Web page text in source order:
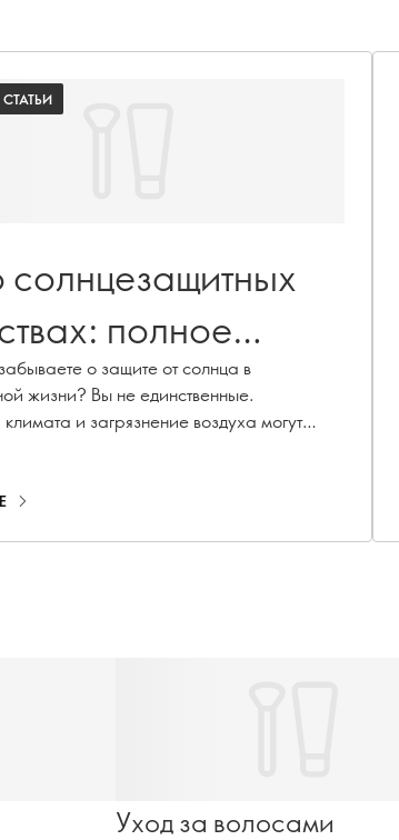
солнцезащитных
полное
по защите от
о защите от солнца в
жизни? Вы не единственные.
и загрязнение воздуха могут
средств для защиты от солнца,
Уход за волосами